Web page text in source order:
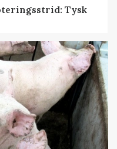
Tysk